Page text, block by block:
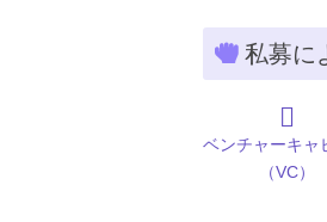
私募に
ベンチャーキャ
（VC）